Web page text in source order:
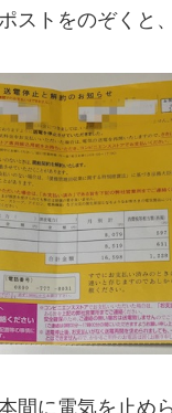
ストをのぞくと
本間に電気を止